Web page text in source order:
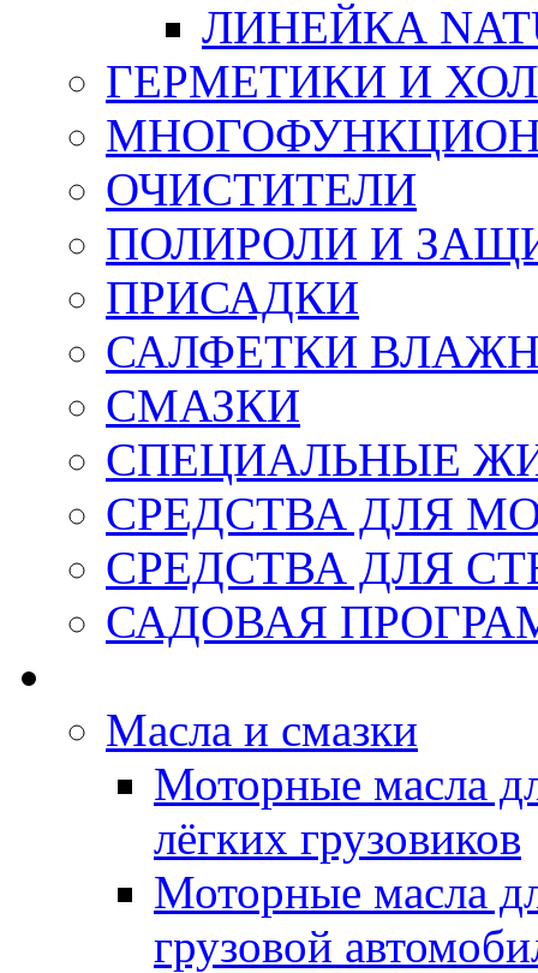
ЛИНЕЙКА
ГЕРМЕТИКИ И
ОЧИСТИТЕЛИ
ПОЛИРОЛИ И
ПРИСАДКИ
САЛФЕТКИ
СМАЗКИ
СПЕЦИАЛЬНЫЕ
СРЕДСТВА ДЛЯ
СРЕДСТВА ДЛЯ
САДОВАЯ
Масла и смазки
Моторные масла
лёгких грузовиков
Моторные масла
грузовой